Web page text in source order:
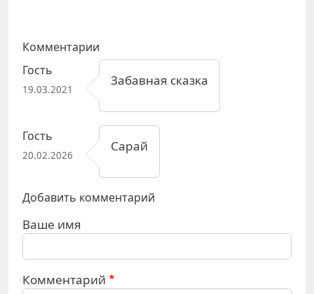
Комментарии
Гость
19.03.2021
Забавная сказка
Гость
20.02.2026
Сарай
Добавить комментарий
Ваше имя
Комментарий